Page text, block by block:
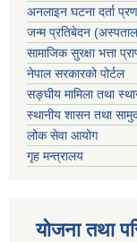
अनलाइन घटना दर्ता
जन्म प्रतिबेदन
सामाजिक सुरक्षा भत्ता
नेपाल सरकारको पोर्टल
सङ्घीय मामिला तथा
स्थानीय शासन तथा
लोक सेवा आयोग
गृह मन्त्रालय
योजना तथा